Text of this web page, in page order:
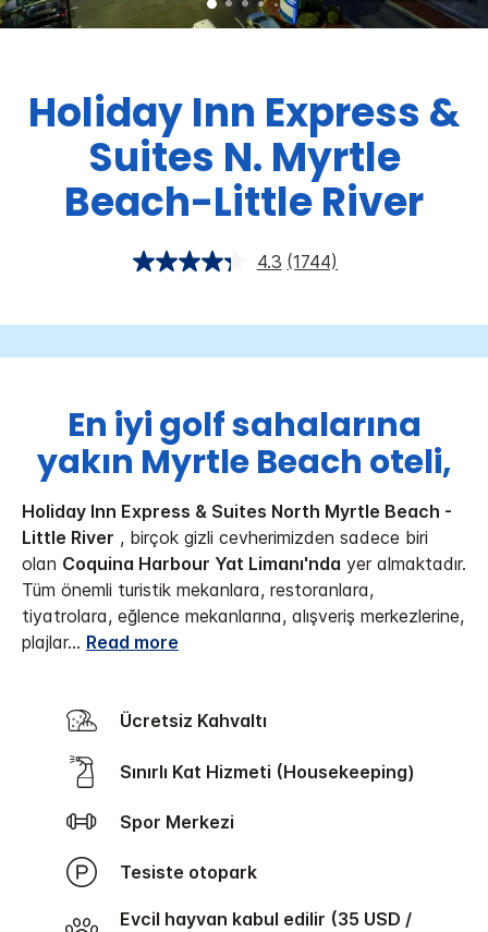
Holiday Inn Express &
Suites N. Myrtle
Beach-Little River
4.3 (1744)
En iyi golf sahalarına
yakın Myrtle Beach oteli,
Holiday Inn Express & Suites North Myrtle Beach -
Little River , birçok gizli cevherimizden sadece biri
olan Coquina Harbour Yat Limanı'nda yer almaktadır.
Tüm önemli turistik mekanlara, restoranlara,
tiyatrolara, eğlence mekanlarına, alışveriş merkezlerine,
plajlar... Read more
Ücretsiz Kahvaltı
Sınırlı Kat Hizmeti (Housekeeping)
Spor Merkezi
Tesiste otopark
Evcil hayvan kabul edilir (35 USD /